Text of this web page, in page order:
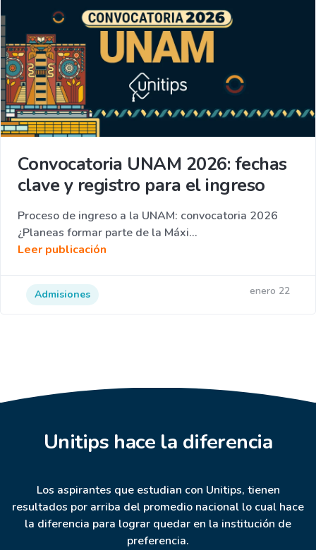
Convocatoria UNAM 2026: fechas
clave y registro para el ingreso
Proceso de ingreso a la UNAM: convocatoria 2026
¿Planeas formar parte de la Máxi...
Leer publicación
Admisiones enero 22
Unitips hace la diferencia
Los aspirantes que estudian con Unitips, tienen
resultados por arriba del promedio nacional lo cual hace
la diferencia para lograr quedar en la institución de
preferencia.